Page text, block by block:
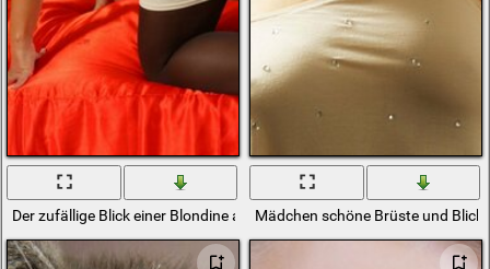
Der zufällige Blick einer Blondine auf dem BettMädchen schöne Brüste und Blick